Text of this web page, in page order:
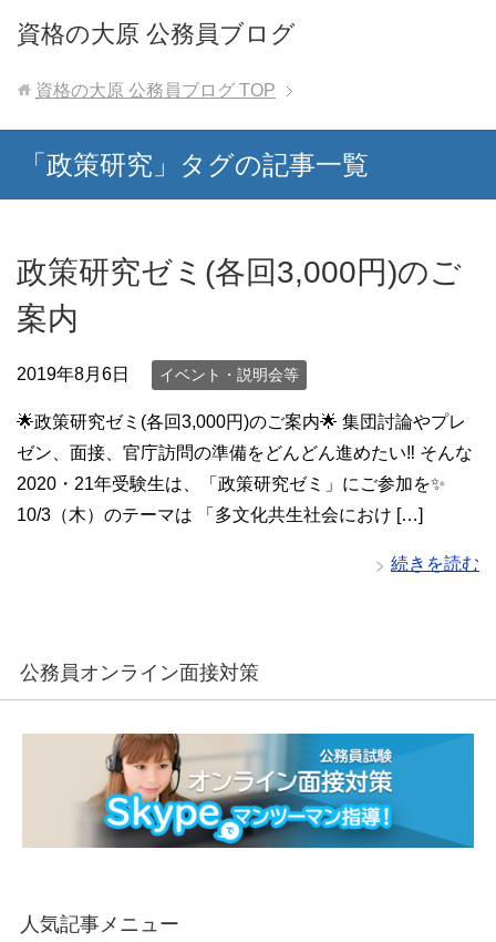
資格の大原 公務員ブログ
資格の大原 公務員ブログ TOP
「政策研究」タグの記事一覧
政策研究ゼミ(各回3,000円)のご
案内
2019年8月6日 イベント・説明会等
🌟政策研究ゼミ(各回3,000円)のご案内🌟 集団討論やプレ
ゼン、面接、官庁訪問の準備をどんどん進めたい‼️ そんな
2020・21年受験生は、「政策研究ゼミ」にご参加を✨
10/3（木）のテーマは 「多文化共生社会におけ […]
続きを読む
公務員オンライン面接対策
人気記事メニュー